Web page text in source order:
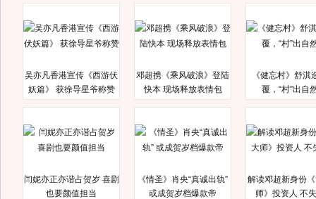
吴亦凡香港宣传《西游伏
妖篇》 获徐导星爷称赞
邓超携《乘风破浪》登陆
快本 现场释放表情包
《健忘村》舒淇
覆，“村”出自
闫妮亦正亦谐占贺岁 喜剧
也要颜值担当
《情圣》肖央“真诚出轨”
或成贺岁档爆款帝
解读邓超新身份
师》投资人 不